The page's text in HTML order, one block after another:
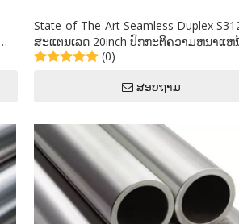
State-of-The-Art Seamless Duplex
ສະແຕນເລດ 20inch ປົກກະຕິຄວາມຫນາແຫ
ກົງອຸດສາຫະກໍາທີ່ມີ Et Ht
(0)
ສອບຖາມ